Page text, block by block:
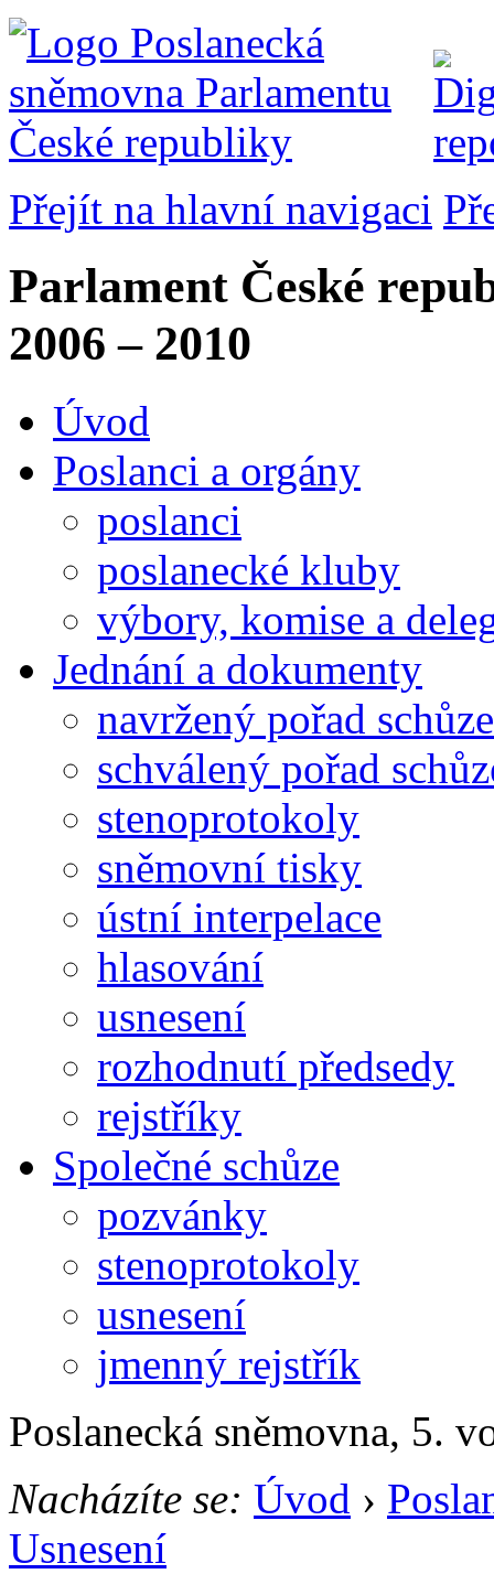
Přejít na hlavní navigaci
Parlament České
2006 – 2010
Úvod
Poslanci a orgány
poslanci
poslanecké kluby
výbory, komise a
Jednání a dokumenty
navržený pořad schůze
schválený pořad
stenoprotokoly
sněmovní tisky
ústní interpelace
hlasování
usnesení
rozhodnutí předsedy
rejstříky
Společné schůze
pozvánky
stenoprotokoly
usnesení
jmenný rejstřík
Poslanecká sněmovna, 5.
Nacházíte se: Úvod ›
Usnesení